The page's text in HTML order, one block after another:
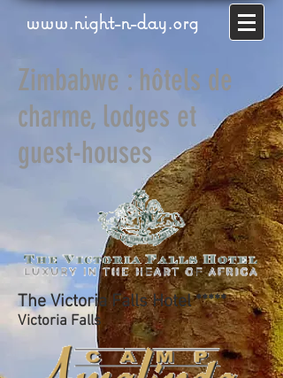
www.night-n-day.org
Zimbabwe : hôtels de
charme, lodges et
guest-houses
The Victoria Falls Hotel *****
Victoria Falls